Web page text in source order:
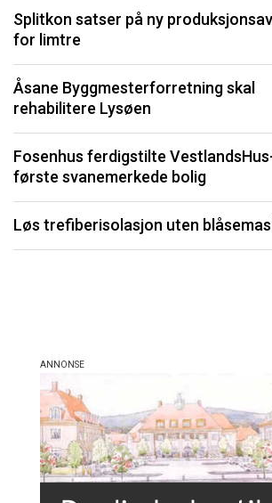
Splitkon satser på ny
for limtre
Åsane Byggmesterforretning skal
rehabilitere Lysøen
Fosenhus ferdigstilte
første svanemerkede bolig
Løs trefiberisolasjon uten